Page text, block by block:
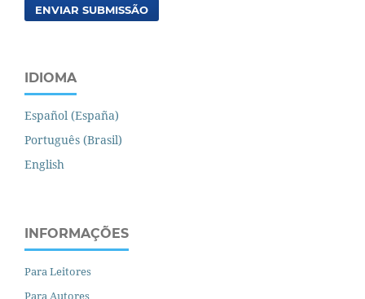
ENVIAR SUBMISSÃO
IDIOMA
Español (España)
Português (Brasil)
English
INFORMAÇÕES
Para Leitores
Para Autores